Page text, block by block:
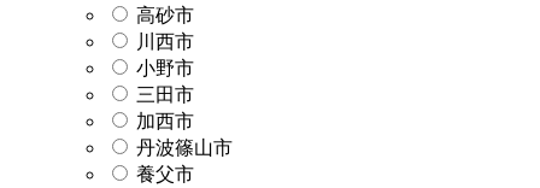
高砂市
川西市
小野市
三田市
加西市
丹波篠山市
養父市